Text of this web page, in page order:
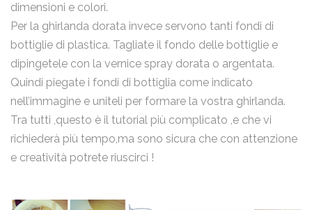
dimensioni e colori.
Per la ghirlanda dorata invece servono tanti fondi di
bottiglie di plastica. Tagliate il fondo delle bottiglie e
dipingetele con la vernice spray dorata o argentata.
Quindi piegate i fondi di bottiglia come indicato
nell’immagine e uniteli per formare la vostra ghirlanda.
Tra tutti ,questo è il tutorial più complicato ,e che vi
richiederà più tempo,ma sono sicura che con attenzione
e creatività potrete riuscirci !